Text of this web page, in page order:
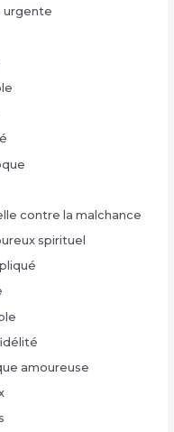
urgente
contre la malchance
spirituel
amoureuse